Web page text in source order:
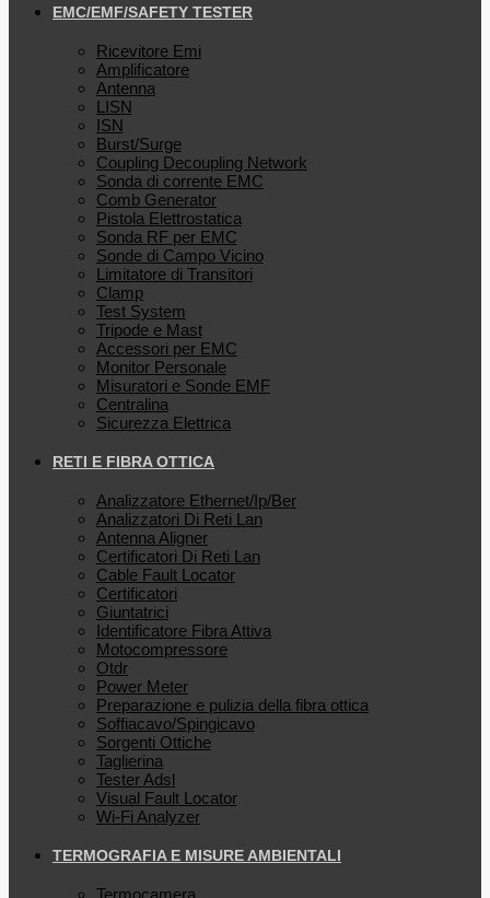
EMC/EMF/SAFETY TESTER
Ricevitore Emi
Amplificatore
Antenna
LISN
ISN
Burst/Surge
Coupling Decoupling Network
Sonda di corrente EMC
Comb Generator
Pistola Elettrostatica
Sonda RF per EMC
Sonde di Campo Vicino
Limitatore di Transitori
Clamp
Test System
Tripode e Mast
Accessori per EMC
Monitor Personale
Misuratori e Sonde EMF
Centralina
Sicurezza Elettrica
RETI E FIBRA OTTICA
Analizzatore Ethernet/Ip/Ber
Analizzatori Di Reti Lan
Antenna Aligner
Certificatori Di Reti Lan
Cable Fault Locator
Certificatori
Giuntatrici
Identificatore Fibra Attiva
Motocompressore
Otdr
Power Meter
Preparazione e pulizia della fibra ottica
Soffiacavo/Spingicavo
Sorgenti Ottiche
Taglierina
Tester Adsl
Visual Fault Locator
Wi-Fi Analyzer
TERMOGRAFIA E MISURE AMBIENTALI
Termocamera